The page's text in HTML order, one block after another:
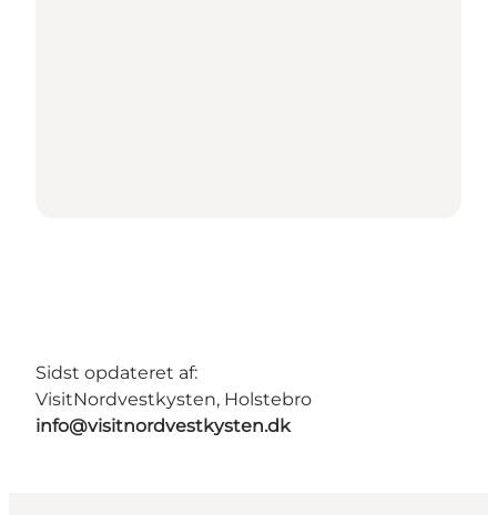
Sidst opdateret af:
VisitNordvestkysten, Holstebro
info@visitnordvestkysten.dk